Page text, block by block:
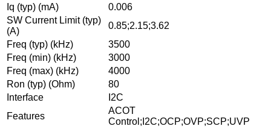
Iq (typ) (mA)
0.006
SW Current Limit (typ)
(A)
0.85;2.15;3.62
Freq (typ) (kHz)
3500
Freq (min) (kHz)
3000
Freq (max) (kHz)
4000
Ron (typ) (Ohm)
80
Interface
I2C
Features
ACOT
Control;I2C;OCP;OVP;SCP;UVP